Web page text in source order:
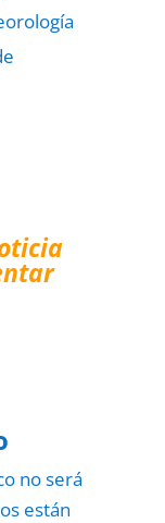
no será
están